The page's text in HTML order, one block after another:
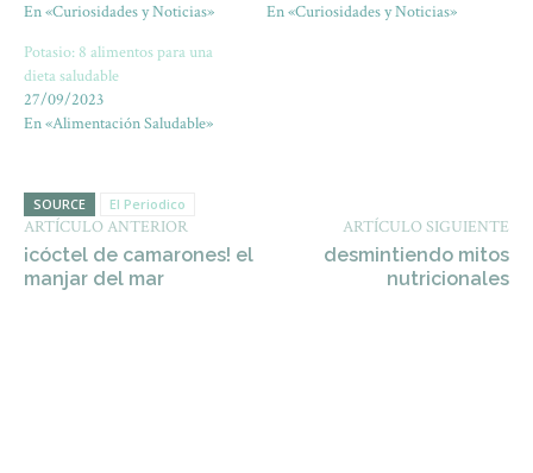
En «Curiosidades y Noticias»
En «Curiosidades y Noticias»
Potasio: 8 alimentos para una
dieta saludable
27/09/2023
En «Alimentación Saludable»
SOURCE El Periodico
ARTÍCULO ANTERIOR
¡cóctel de camarones! el
manjar del mar
ARTÍCULO SIGUIENTE
desmintiendo mitos
nutricionales